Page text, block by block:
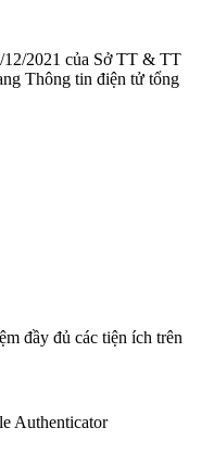
2021 của Sở TT & TT
Thông tin điện tử tổng
đầy đủ các tiện ích trên
Authenticator